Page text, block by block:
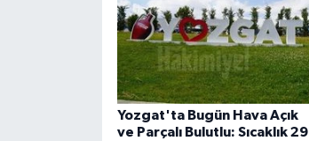
Yozgat'ta Bugün Hava Açık
ve Parçalı Bulutlu: Sıcaklık 29